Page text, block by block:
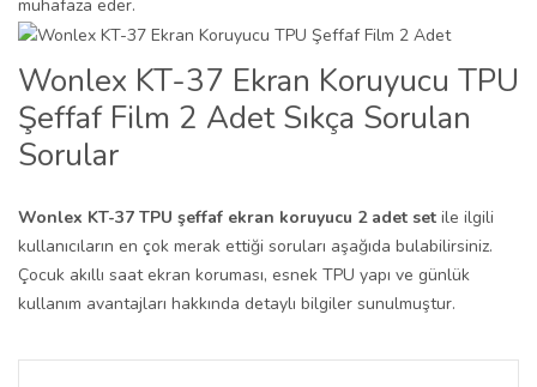
muhafaza eder.
Wonlex KT-37 Ekran Koruyucu TPU
Şeffaf Film 2 Adet Sıkça Sorulan
Sorular
Wonlex KT-37 TPU şeffaf ekran koruyucu 2 adet set ile ilgili
kullanıcıların en çok merak ettiği soruları aşağıda bulabilirsiniz.
Çocuk akıllı saat ekran koruması, esnek TPU yapı ve günlük
kullanım avantajları hakkında detaylı bilgiler sunulmuştur.